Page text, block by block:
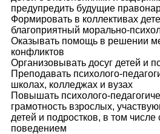
предупредить будущие
Формировать в коллективах
благоприятный морально-
Оказывать помощь в решении
конфликтов
Организовывать досуг детей и
Преподавать психолого-
школах, колледжах и вузах
Повышать психолого-
грамотность взрослых,
детей и подростков, в том
поведением